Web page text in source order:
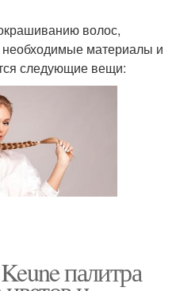
волос,
необходимые материалы и
следующие вещи:
палитра